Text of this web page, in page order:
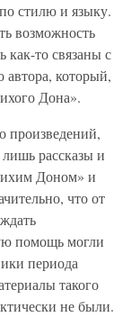
стилю и языку.
возможность
как-то связаны с
автора, который,
Дона».
рассказы и
Доном» и
что от
помощь могли
периода
такого
не были.